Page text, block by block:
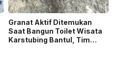
Granat Aktif Ditemukan
Saat Bangun Toilet Wisata
Karstubing Bantul, Tim